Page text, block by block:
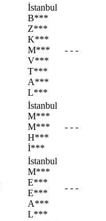
İstanbul
B***
Z***
K***
M***
V***
T***
A***
L***
- - -
İstanbul
M***
M***
H***
İ***
- - -
İstanbul
M***
E***
E***
A***
L***
- - -